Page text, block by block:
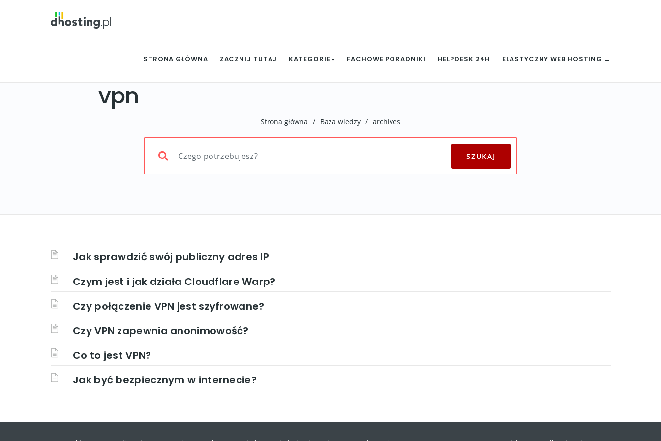
STRONA GŁÓWNA ZACZNIJ TUTAJ KATEGORIE FACHOWE PORADNIKI HELPDESK 24H ELASTYCZNY WEB HOSTING →
vpn
Strona główna / Baza wiedzy / archives
Jak sprawdzić swój publiczny adres IP
Czym jest i jak działa Cloudflare Warp?
Czy połączenie VPN jest szyfrowane?
Czy VPN zapewnia anonimowość?
Co to jest VPN?
Jak być bezpiecznym w internecie?